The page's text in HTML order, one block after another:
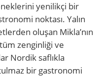
yenilikçi bir
noktası. Yalın
oluşan Mikla’nın
zenginliği ve
Nordik saflıkla
bir gastronomi